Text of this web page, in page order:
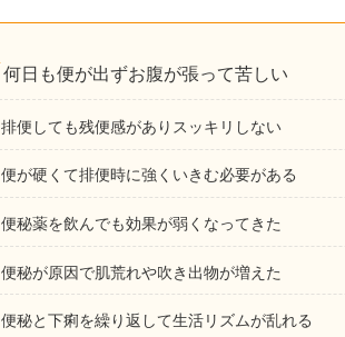
何日も便が出ずお腹が張って苦しい
排便しても残便感がありスッキリしない
便が硬くて排便時に強くいきむ必要がある
便秘薬を飲んでも効果が弱くなってきた
便秘が原因で肌荒れや吹き出物が増えた
便秘と下痢を繰り返して生活リズムが乱れる